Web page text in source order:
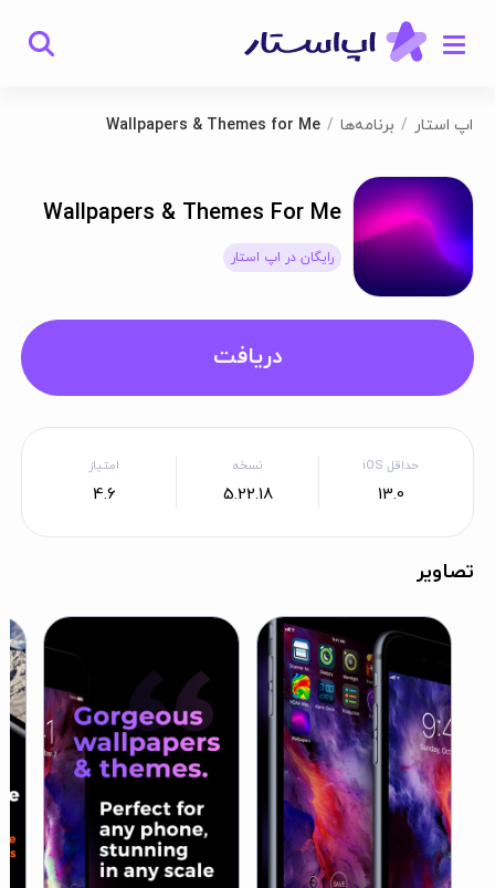
اپ استار برنامه‌ها Wallpapers & Themes for Me
Wallpapers & Themes For Me
رایگان در اپ استار
دریافت
حداقل iOS
13.0
نسخه
5.22.18
امتیاز
4.6
تصاویر